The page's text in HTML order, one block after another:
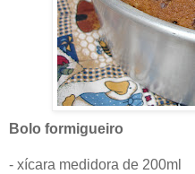
Bolo formigueiro
- xícara medidora de 200ml